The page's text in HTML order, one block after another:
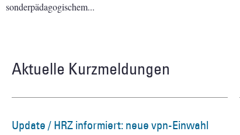
sonderpädagogischem
Aktuelle Kurzmeldungen
Update / HRZ informiert: neue vpn-Einwahl